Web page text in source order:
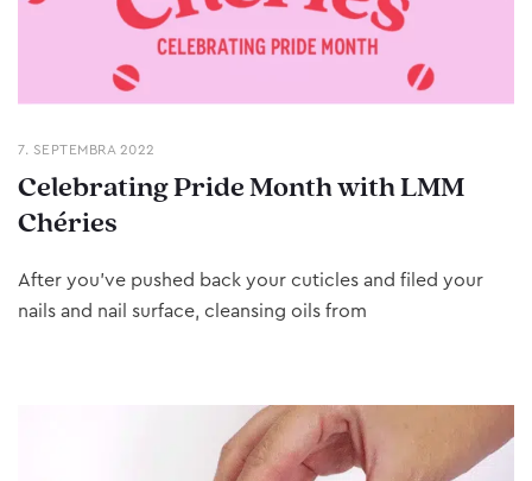
7. SEPTEMBRA 2022
Celebrating Pride Month with LMM
Chéries
After you’ve pushed back your cuticles and filed your
nails and nail surface, cleansing oils from